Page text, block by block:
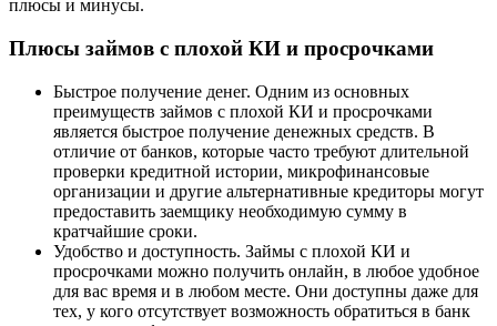
плюсы и минусы.
Плюсы займов с плохой КИ и просрочками
Быстрое получение денег. Одним из основных
преимуществ займов с плохой КИ и просрочками
является быстрое получение денежных средств. В
отличие от банков, которые часто требуют длительной
проверки кредитной истории, микрофинансовые
организации и другие альтернативные кредиторы могут
предоставить заемщику необходимую сумму в
кратчайшие сроки.
Удобство и доступность. Займы с плохой КИ и
просрочками можно получить онлайн, в любое удобное
для вас время и в любом месте. Они доступны даже для
тех, у кого отсутствует возможность обратиться в банк